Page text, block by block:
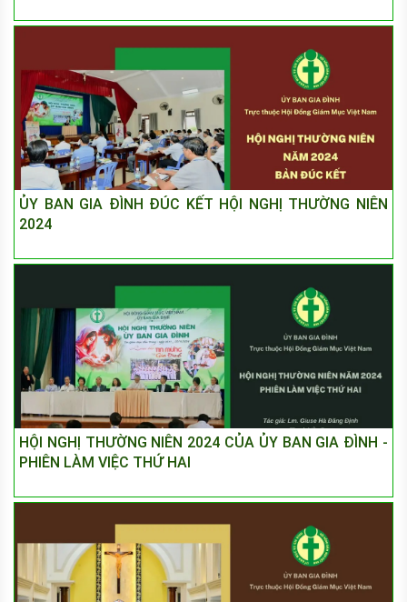
ỦY BAN GIA ĐÌNH ĐÚC KẾT HỘI NGHỊ THƯỜNG NIÊN
2024
HỘI NGHỊ THƯỜNG NIÊN 2024 CỦA ỦY BAN GIA ĐÌNH -
PHIÊN LÀM VIỆC THỨ HAI